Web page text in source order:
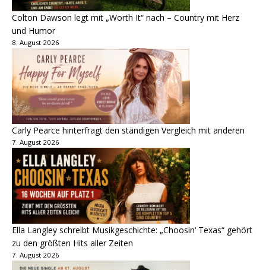
Colton Dawson legt mit „Worth It“ nach – Country mit Herz
und Humor
8. August 2026
Carly Pearce hinterfragt den ständigen Vergleich mit anderen
7. August 2026
Ella Langley schreibt Musikgeschichte: „Choosin‘ Texas“ gehört
zu den größten Hits aller Zeiten
7. August 2026